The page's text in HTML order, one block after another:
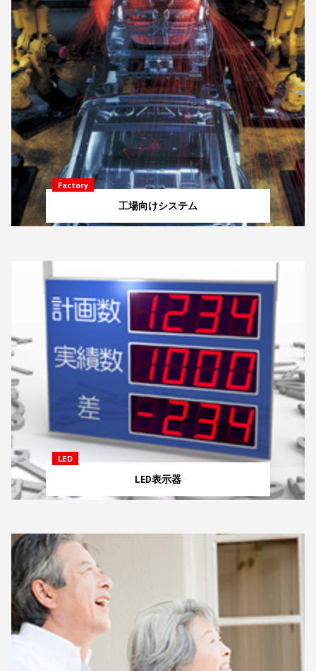
Factory
工場向けシステム
LED
LED表示器